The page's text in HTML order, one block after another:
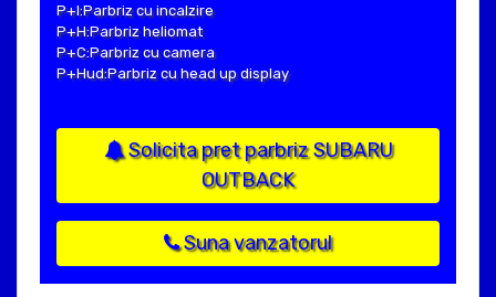
P+I:Parbriz cu incalzire
P+H:Parbriz heliomat
P+C:Parbriz cu camera
P+Hud:Parbriz cu head up display
Solicita pret parbriz SUBARU
OUTBACK
Suna vanzatorul